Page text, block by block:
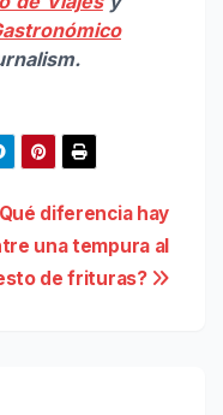
diferencia hay
una tempura al
de frituras?